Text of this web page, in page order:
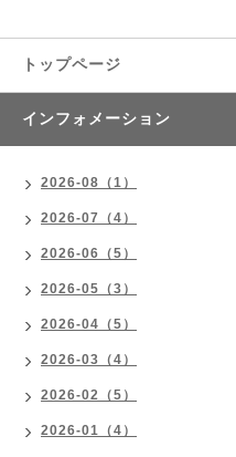
トップページ
インフォメーション
2026-08（1）
2026-07（4）
2026-06（5）
2026-05（3）
2026-04（5）
2026-03（4）
2026-02（5）
2026-01（4）